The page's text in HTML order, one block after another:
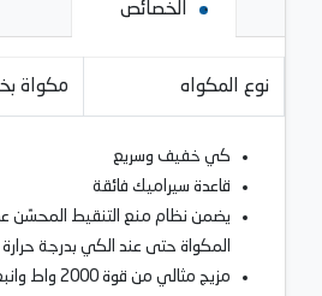
الخصائص
نوع المكواه مكواة
كي خفيف وسريع
قاعدة سيراميك فائقة
يضمن نظام منع التنقيط المحسّن
المكواة حتى عند الكي بدرجة
مزيج مثالي